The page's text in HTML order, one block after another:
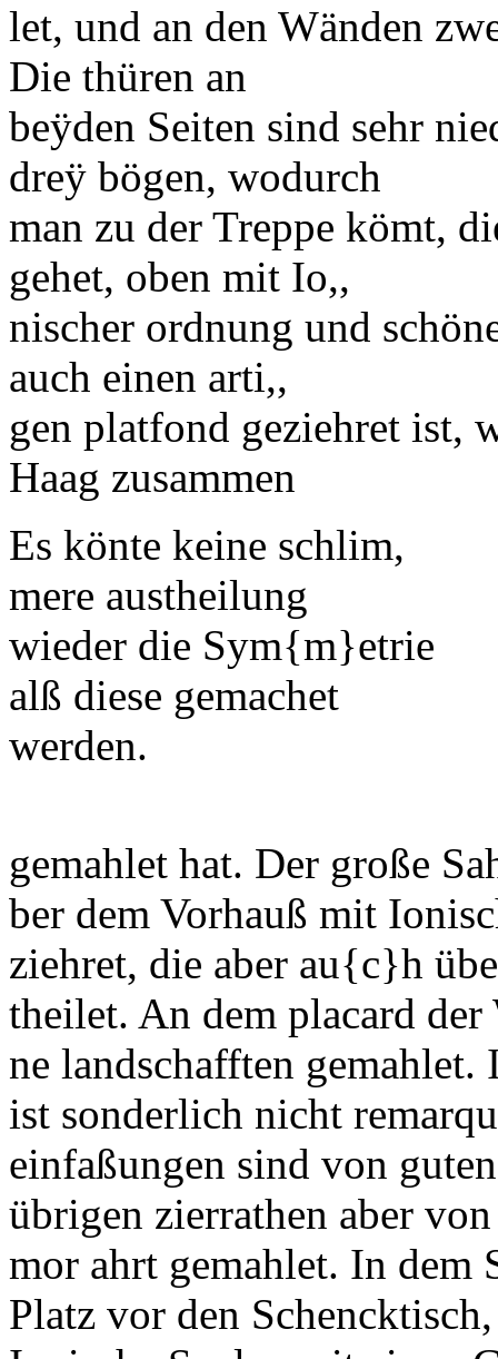
let, und an den Wänden
Die thüren an
beÿden Seiten sind sehr
dreÿ bögen, wodurch
man zu der Treppe kömt,
gehet, oben mit Io,,
nischer ordnung und
auch einen arti,,
gen platfond geziehret ist,
Haag zusammen
Es könte keine schlim,
mere austheilung
wieder die Sym{m}etrie
alß diese gemachet
werden.
gemahlet hat. Der große
ber dem Vorhauß mit Ioni
ziehret, die aber au{c}h
theilet. An dem placard der
ne landschafften gemahlet.
ist sonderlich nicht
einfaßungen sind von
übrigen zierrathen aber
mor ahrt gemahlet. In dem
Platz vor den